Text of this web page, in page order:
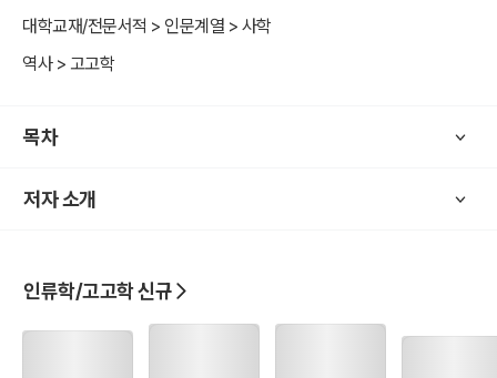
현장의 최전선을 누벼온 고고학자의 시선에서 쉽고 흥미롭게 전달한
다. 술과 음식과 같은 의식주에서부터 놀이와 여행 등 유희의 역사, 황
금과 실크 등 진귀한 물건들을 탐하고 영생을 꿈꿨던 인간의 욕망에 이
대학교재/전문서적 > 인문계열 > 사학
역사 > 고고학
목차
저자 소개
인류학/고고학 신규